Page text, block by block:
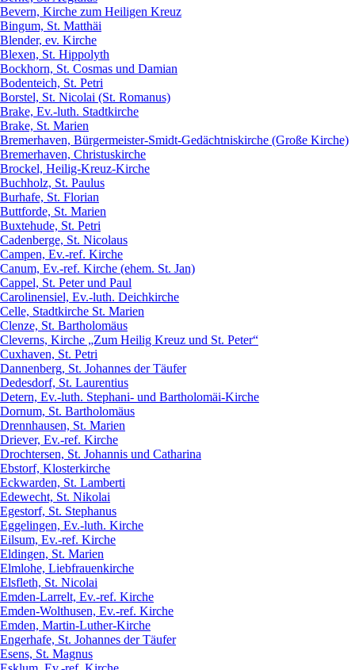
Bevern, Kirche zum Heiligen Kreuz
Bingum, St. Matthäi
Blender, ev. Kirche
Blexen, St. Hippolyth
Bockhorn, St. Cosmas und Damian
Bodenteich, St. Petri
Borstel, St. Nicolai (St. Romanus)
Brake, Ev.-luth. Stadtkirche
Brake, St. Marien
Bremerhaven, Bürgermeister-Smidt-Gedächtniskirche (Große Kirche)
Bremerhaven, Christuskirche
Brockel, Heilig-Kreuz-Kirche
Buchholz, St. Paulus
Burhafe, St. Florian
Buttforde, St. Marien
Buxtehude, St. Petri
Cadenberge, St. Nicolaus
Campen, Ev.-ref. Kirche
Canum, Ev.-ref. Kirche (ehem. St. Jan)
Cappel, St. Peter und Paul
Carolinensiel, Ev.-luth. Deichkirche
Celle, Stadtkirche St. Marien
Clenze, St. Bartholomäus
Cleverns, Kirche „Zum Heilig Kreuz und St. Peter“
Cuxhaven, St. Petri
Dannenberg, St. Johannes der Täufer
Dedesdorf, St. Laurentius
Detern, Ev.-luth. Stephani- und Bartholomäi-Kirche
Dornum, St. Bartholomäus
Drennhausen, St. Marien
Driever, Ev.-ref. Kirche
Drochtersen, St. Johannis und Catharina
Ebstorf, Klosterkirche
Eckwarden, St. Lamberti
Edewecht, St. Nikolai
Egestorf, St. Stephanus
Eggelingen, Ev.-luth. Kirche
Eilsum, Ev.-ref. Kirche
Eldingen, St. Marien
Elmlohe, Liebfrauenkirche
Elsfleth, St. Nicolai
Emden-Larrelt, Ev.-ref. Kirche
Emden-Wolthusen, Ev.-ref. Kirche
Emden, Martin-Luther-Kirche
Engerhafe, St. Johannes der Täufer
Esens, St. Magnus